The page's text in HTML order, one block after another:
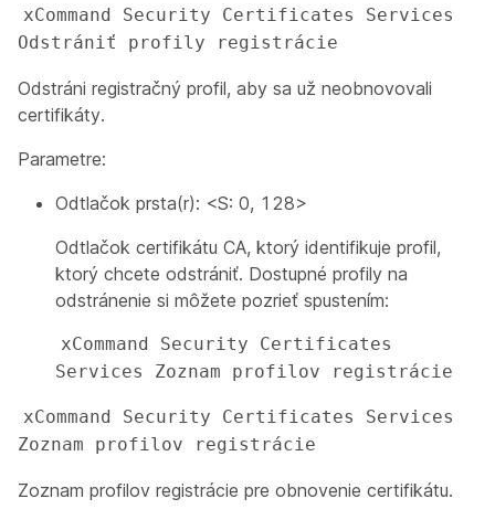
xCommand Security Certificates Services
Odstrániť profily registrácie
Odstráni registračný profil, aby sa už neobnovovali
certifikáty.
Parametre:
Odtlačok prsta(r): <S: 0, 128>
Odtlačok certifikátu CA, ktorý identifikuje profil,
ktorý chcete odstrániť. Dostupné profily na
odstránenie si môžete pozrieť spustením:
xCommand Security Certificates
Services Zoznam profilov registrácie
xCommand Security Certificates Services
Zoznam profilov registrácie
Zoznam profilov registrácie pre obnovenie certifikátu.